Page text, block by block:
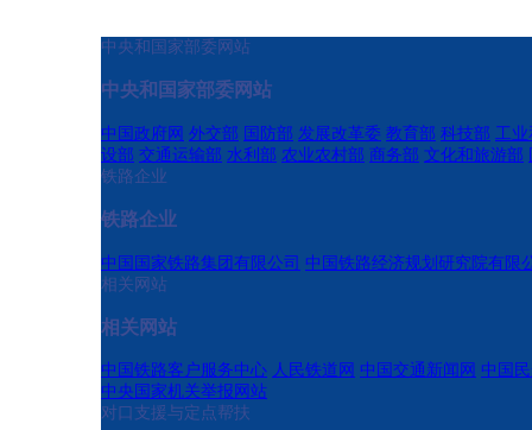
中央和国家部委网站
中央和国家部委网站
中国政府网 外交部 国防部 发展改革委 教育部 科技部
工
设部 交通运输部 水利部 农业农村部 商务部 文化和旅游部
铁路企业
铁路企业
中国国家铁路集团有限公司 中国铁路经济规划研究院有限
相关网站
相关网站
中国铁路客户服务中心 人民铁道网 中国交通新闻网 中国
中央国家机关举报网站
对口支援与定点帮扶